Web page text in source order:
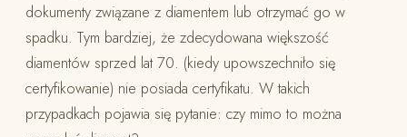
dokumenty związane z diamentem lub otrzymać go w
spadku. Tym bardziej, że zdecydowana większość
diamentów sprzed lat 70. (kiedy upowszechniło się
certyfikowanie) nie posiada certyfikatu. W takich
przypadkach pojawia się pytanie: czy mimo to można